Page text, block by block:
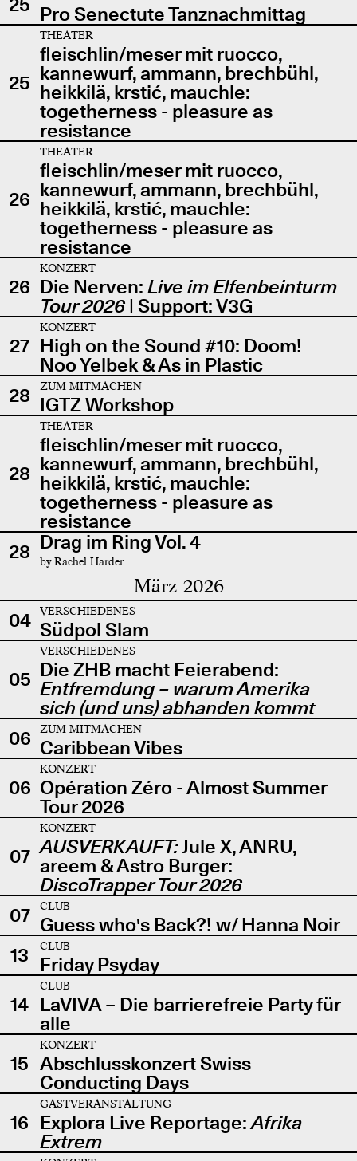
Pro Senectute Tanznachmittag
25
THEATER
fleischlin/meser mit ruocco,
kannewurf, ammann, brechbühl,
heikkilä, krstić, mauchle:
togetherness - pleasure as
resistance
26
THEATER
fleischlin/meser mit ruocco,
kannewurf, ammann, brechbühl,
heikkilä, krstić, mauchle:
togetherness - pleasure as
resistance
26
KONZERT
Die Nerven: Live im Elfenbeinturm
Tour 2026| Support: V3G
27
KONZERT
High on the Sound #10: Doom!
Noo Yelbek & As in Plastic
28
ZUM MITMACHEN
IGTZ Workshop
28
THEATER
fleischlin/meser mit ruocco,
kannewurf, ammann, brechbühl,
heikkilä, krstić, mauchle:
togetherness - pleasure as
resistance
28 Drag im Ring Vol. 4
by Rachel Harder
März 2026
04 VERSCHIEDENES
Südpol Slam
05
VERSCHIEDENES
Die ZHB macht Feierabend:
Entfremdung – warum Amerika
sich (und uns) abhanden kommt
06
ZUM MITMACHEN
Caribbean Vibes
06
KONZERT
Opération Zéro - Almost Summer
Tour 2026
07
KONZERT
AUSVERKAUFT:Jule X, ANRU,
areem & Astro Burger:
DiscoTrapper Tour 2026
07
CLUB
Guess who's Back?! w/ Hanna Noir
13
CLUB
Friday Psyday
14
CLUB
LaVIVA – Die barrierefreie Party für
alle
15
KONZERT
Abschlusskonzert Swiss
Conducting Days
16
GASTVERANSTALTUNG
Explora Live Reportage:Afrika
Extrem